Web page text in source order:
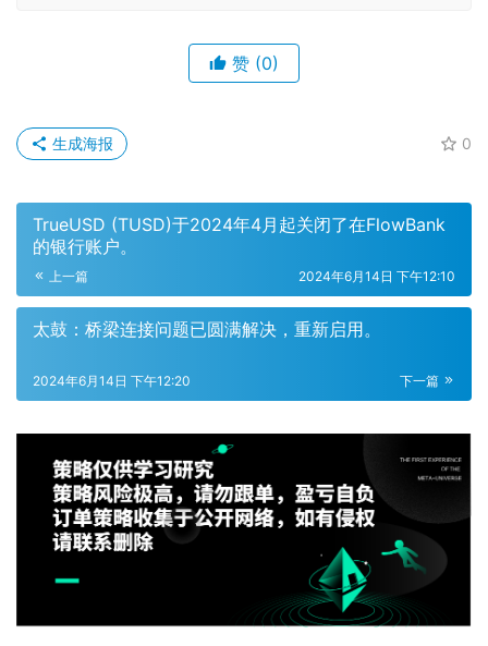
赞 (0)
0
生成海报
TrueUSD (TUSD)于2024年4月起关闭了在FlowBank
的银行账户。
上一篇 2024年6月14日 下午12:10
太鼓：桥梁连接问题已圆满解决，重新启用。
下一篇
2024年6月14日 下午12:20